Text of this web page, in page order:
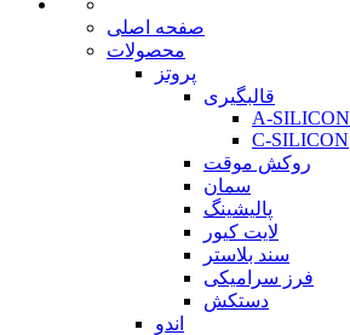
صفحه اصلی
محصولات
پروتز
قالبگیری
A-SILICON
C-SILICON
روکش موقت
سمان
پالیشینگ
لایت کیور
سند بلاستر
فرز سرامیکی
دستکش
اندو